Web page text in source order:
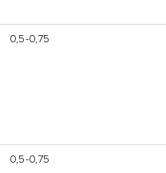
0,5-0,75
0,5-0,75